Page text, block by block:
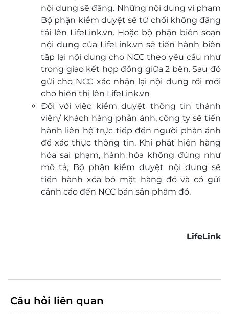
nội dung sẽ đăng. Những nội dung vi phạm
Bộ phận kiểm duyệt sẽ từ chối không đăng
tải lên LifeLink.vn. Hoặc bộ phận biên soạn
nội dung của LifeLink.vn sẽ tiến hành biên
tập lại nội dung cho NCC theo yêu cầu như
trong giao kết hợp đồng giữa 2 bên. Sau đó
gửi cho NCC xác nhận lại nội dung rồi mới
cho hiển thị lên LifeLink.vn
Đối với việc kiểm duyệt thông tin thành
viên/ khách hàng phản ánh, công ty sẽ tiến
hành liên hệ trực tiếp đến người phản ánh
để xác thực thông tin. Khi phát hiện hàng
hóa sai phạm, hành hóa không đúng như
mô tả, Bộ phận kiểm duyệt nội dung sẽ
tiến hành xóa bỏ mặt hàng đó và có gửi
cảnh cáo đến NCC bán sản phẩm đó.
LifeLink
Câu hỏi liên quan